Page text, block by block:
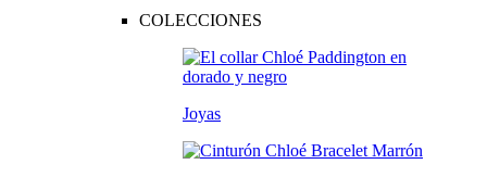
COLECCIONES
Joyas